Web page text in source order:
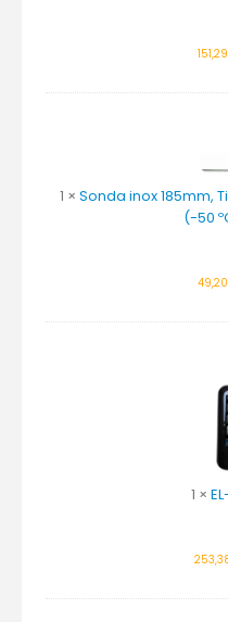
151,29
1 × Sonda inox 185mm,
(-50
49,20
1 ×